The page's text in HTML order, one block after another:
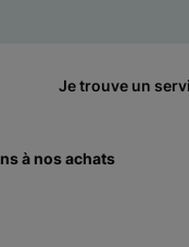
Je trouve un
à nos achats